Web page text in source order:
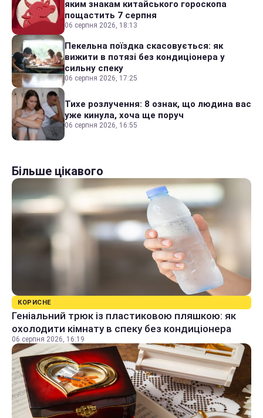
яким знакам китайського гороскопа
пощастить 7 серпня
06 серпня 2026, 18:13
Пекельна поїздка скасовується: як
вижити в потязі без кондиціонера у
сильну спеку
06 серпня 2026, 17:25
Тихе розлучення: 8 ознак, що людина вас
уже кинула, хоча ще поруч
06 серпня 2026, 16:55
Більше цікавого
КОРИСНЕ
Геніальний трюк із пластиковою пляшкою: як
охолодити кімнату в спеку без кондиціонера
06 серпня 2026, 16:19